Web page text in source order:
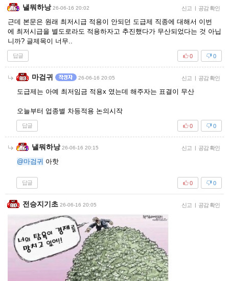
낼뭐하낭 26-06-16 20:02 신고 | 공감 확인
근데 본문은 원래 최저시급 적용이 안되던 도급제 직종에 대해서 이번
에 최저시급을 별도로라도 적용하자고 추진했다가 무산되었다는 것 아닙
니까? 글제목이 너무..
답글 0
0
마검귀 26-06-16 20:05 신고 | 공감 확인
도급제는 아예 최저임금 적용x 였는데 해주자는 표결이 무산
오늘부터 업종별 차등적용 논의시작
답글 0
0
낼뭐하낭 26-06-16 20:15 신고 | 공감 확인
@마검귀 아핫
답글 0
0
전승지기초 26-06-16 20:05 신고 | 공감 확인